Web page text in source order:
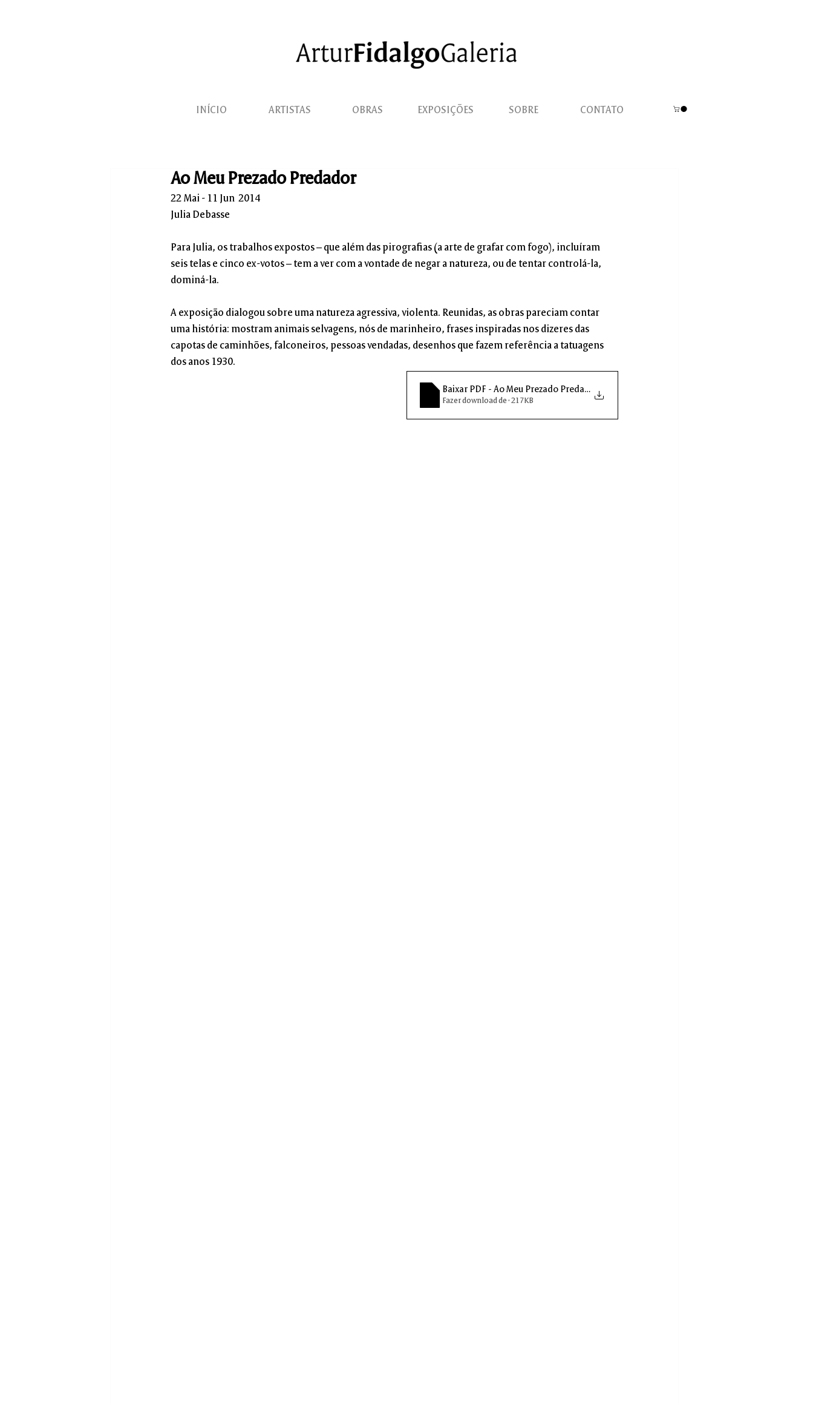
INÍCIO ARTISTAS OBRAS EXPOSIÇÕES SOBRE CONTATO
Ao Meu Prezado Predador
22 Mai - 11 Jun  2014
Julia Debasse
Para Julia, os trabalhos expostos – que além das pirografias (a arte de grafar com fogo), incluíram
seis telas e cinco ex-votos – tem a ver com a vontade de negar a natureza, ou de tentar controlá-la,
dominá-la.
A exposição dialogou sobre uma natureza agressiva, violenta. Reunidas, as obras pareciam contar
uma história: mostram animais selvagens, nós de marinheiro, frases inspiradas nos dizeres das
capotas de caminhões, falconeiros, pessoas vendadas, desenhos que fazem referência a tatuagens
dos anos 1930.
Baixar PDF - Ao Meu Prezado Predador
Fazer download de • 217KB